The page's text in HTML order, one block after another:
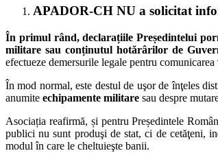
APADOR-CH NU a solicitat
În primul rând, declarațiile Președintelui
militare sau conținutul hotărârilor de
efectueze demersurile legale pentru comunicarea
În mod normal, este destul de uşor de înţeles
anumite echipamente militare sau despre
Asociația reafirmă, și pentru Președintele
publici nu sunt produşi de stat, ci de cetăţeni,
modul în care le cheltuieşte banii.